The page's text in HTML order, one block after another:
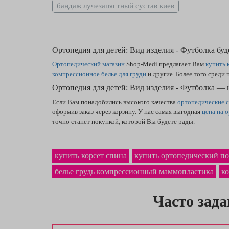
бандаж лучезапястный сустав киев
Ортопедия для детей: Вид изделия - Футболка
Ортопедический магазин Shop-Medi предлагает Вам купить
компрессионное белье для груди и другие. Более того среди
Ортопедия для детей: Вид изделия - Футболка —
Если Вам понадобились высокого качества ортопедические
оформив заказ через корзину. У нас самая выгодная цена на
точно станет покупкой, которой Вы будете рады.
купить корсет спина купить ортопедический
белье грудь компрессионный маммопластика
Часто